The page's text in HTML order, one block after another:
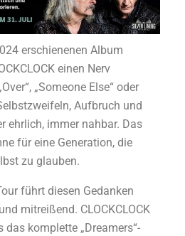
erschienenen Album
einen Nerv
„Someone Else“ oder
Aufbruch und
ehrlich, immer nahbar. Das
für eine Generation, die
zu glauben.
führt diesen Gedanken
mitreißend. CLOCKCLOCK
komplette „Dreamers“-